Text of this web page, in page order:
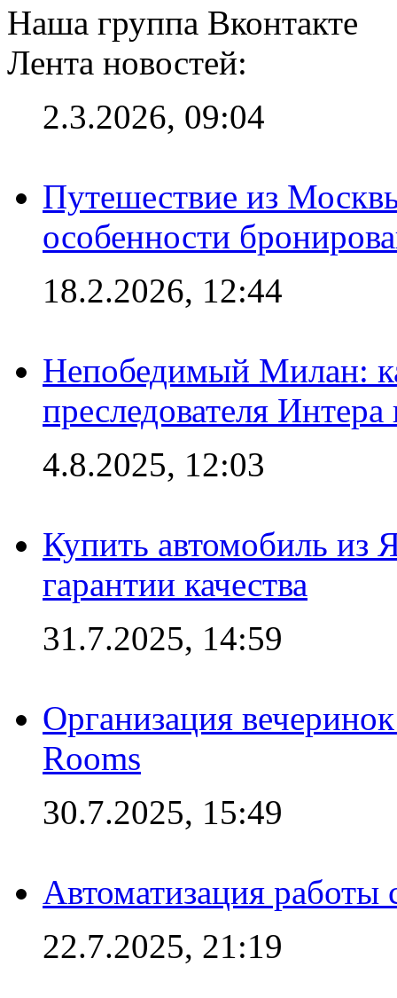
Наша группа Вконтакте
Лента новостей:
2.3.2026, 09:04
Путешествие из
особенности
18.2.2026, 12:44
Непобедимый Милан:
преследователя
4.8.2025, 12:03
Купить автомобиль из
гарантии качества
31.7.2025, 14:59
Организация
Rooms
30.7.2025, 15:49
Автоматизация работы
22.7.2025, 21:19